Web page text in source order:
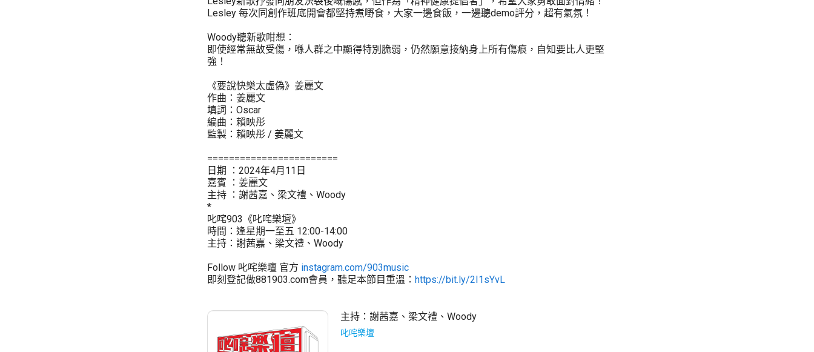
Lesley 每次同創作班底開會都堅持煮嘢食，大家一邊食飯，一邊聽demo評分，超有氣氛！
Woody聽新歌咁想：
即使經常無故受傷，喺人群之中顯得特別脆弱，仍然願意接納身上所有傷痕，自知要比人更堅
強！
《要說快樂太虛偽》姜麗文
作曲：姜麗文
填詞：Oscar
編曲：賴映彤
監製：賴映彤 / 姜麗文
========================
日期 ：2024年4月11日
嘉賓 ：姜麗文
主持 ：謝茜嘉、梁文禮、Woody
*
叱咤903《叱咤樂壇》
時間：逢星期一至五 12:00-14:00
主持：謝茜嘉、梁文禮、Woody
Follow 叱咤樂壇 官方 instagram.com/903music
即刻登記做881903.com會員，聽足本節目重溫： https://bit.ly/2I1sYvL
主持： 謝茜嘉 、 梁文禮 、 Woody
叱咤樂壇